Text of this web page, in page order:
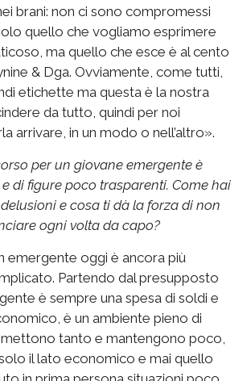
brani: non ci sono compromessi
quello che vogliamo esprimere
ma quello che esce è al cento
& Dga. Ovviamente, come tutti,
etichette ma questa è la nostra
da tutto, quindi per noi
arrivare, in un modo o nell’altro».
per un giovane emergente è
di figure poco trasparenti. Come hai
e cosa ti dà la forza di non
ogni volta da capo?
emergente oggi è ancora più
Partendo dal presupposto
è sempre una spesa di soldi e
è un ambiente pieno di
tanto e mantengono poco,
il lato economico e mai quello